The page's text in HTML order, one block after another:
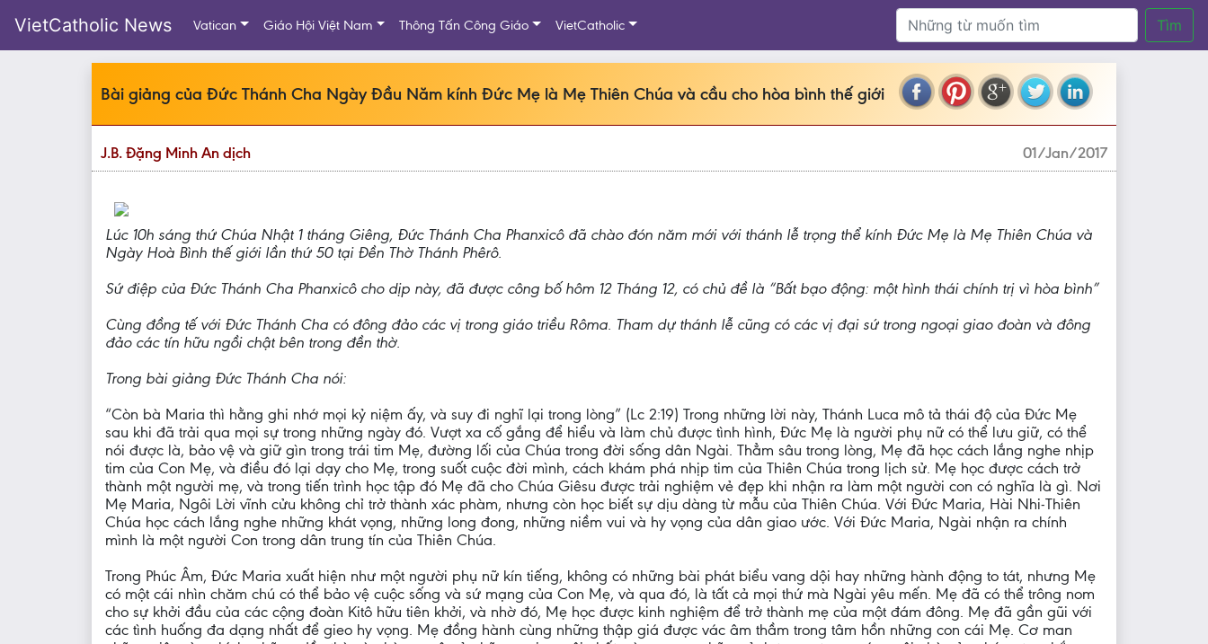
VietCatholic News Vatican Giáo Hội Việt Nam Thông Tấn Công Giáo VietCatholic Tìm
Bài giảng của Đức Thánh Cha Ngày Đầu Năm kính Đức Mẹ là Mẹ Thiên Chúa và cầu cho hòa bình thế giới
J.B. Đặng Minh An dịch 01/Jan/2017
Lúc 10h sáng thứ Chúa Nhật 1 tháng Giêng, Đức Thánh Cha Phanxicô đã chào đón năm mới với thánh lễ trọng thể kính Đức Mẹ là Mẹ Thiên Chúa và
Ngày Hoà Bình thế giới lần thứ 50 tại Đền Thờ Thánh Phêrô.
Sứ điệp của Đức Thánh Cha Phanxicô cho dịp này, đã được công bố hôm 12 Tháng 12, có chủ đề là “Bất bạo động: một hình thái chính trị vì hòa bình”
Cùng đồng tế với Đức Thánh Cha có đông đảo các vị trong giáo triều Rôma. Tham dự thánh lễ cũng có các vị đại sứ trong ngoại giao đoàn và đông
đảo các tín hữu ngồi chật bên trong đền thờ.
Trong bài giảng Đức Thánh Cha nói:
“Còn bà Maria thì hằng ghi nhớ mọi kỷ niệm ấy, và suy đi nghĩ lại trong lòng” (Lc 2:19) Trong những lời này, Thánh Luca mô tả thái độ của Đức Mẹ
sau khi đã trải qua mọi sự trong những ngày đó. Vượt xa cố gắng để hiểu và làm chủ được tình hình, Đức Mẹ là người phụ nữ có thể lưu giữ, có thể
nói được là, bảo vệ và giữ gìn trong trái tim Mẹ, đường lối của Chúa trong đời sống dân Ngài. Thẳm sâu trong lòng, Mẹ đã học cách lắng nghe nhịp
tim của Con Mẹ, và điều đó lại dạy cho Mẹ, trong suốt cuộc đời mình, cách khám phá nhịp tim của Thiên Chúa trong lịch sử. Mẹ học được cách trở
thành một người mẹ, và trong tiến trình học tập đó Mẹ đã cho Chúa Giêsu được trải nghiệm vẻ đẹp khi nhận ra làm một người con có nghĩa là gì. Nơi
Mẹ Maria, Ngôi Lời vĩnh cửu không chỉ trở thành xác phàm, nhưng còn học biết sự dịu dàng từ mẫu của Thiên Chúa. Với Đức Maria, Hài Nhi-Thiên
Chúa học cách lắng nghe những khát vọng, những long đong, những niềm vui và hy vọng của dân giao ước. Với Đức Maria, Ngài nhận ra chính
mình là một người Con trong dân trung tín của Thiên Chúa.
Trong Phúc Âm, Đức Maria xuất hiện như một người phụ nữ kín tiếng, không có những bài phát biểu vang dội hay những hành động to tát, nhưng Mẹ
có một cái nhìn chăm chú có thể bảo vệ cuộc sống và sứ mạng của Con Mẹ, và qua đó, là tất cả mọi thứ mà Ngài yêu mến. Mẹ đã có thể trông nom
cho sự khởi đầu của các cộng đoàn Kitô hữu tiên khởi, và nhờ đó, Mẹ học được kinh nghiệm để trở thành mẹ của một đám đông. Mẹ đã gần gũi với
các tình huống đa dạng nhất để gieo hy vọng. Mẹ đồng hành cùng những thập giá được vác âm thầm trong tâm hồn những con cái Mẹ. Cơ man